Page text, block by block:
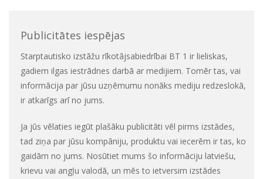
Publicitātes iespējas
Starptautisko izstāžu rīkotājsabiedrībai BT 1 ir lieliskas,
gadiem ilgas iestrādnes darbā ar medijiem. Tomēr tas, vai
informācija par jūsu uzņēmumu nonāks mediju redzeslokā,
ir atkarīgs arī no jums.
Ja jūs vēlaties iegūt plašāku publicitāti vēl pirms izstādes,
tad ziņa par jūsu kompāniju, produktu vai iecerēm ir tas, ko
gaidām no jums. Nosūtiet mums šo informāciju latviešu,
krievu vai angļu valodā, un mēs to ietversim izstādes